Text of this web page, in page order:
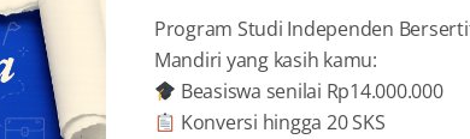
Program Studi Independen
Mandiri yang kasih kamu:
Beasiswa senilai Rp14.000.000
Konversi hingga 20 SKS